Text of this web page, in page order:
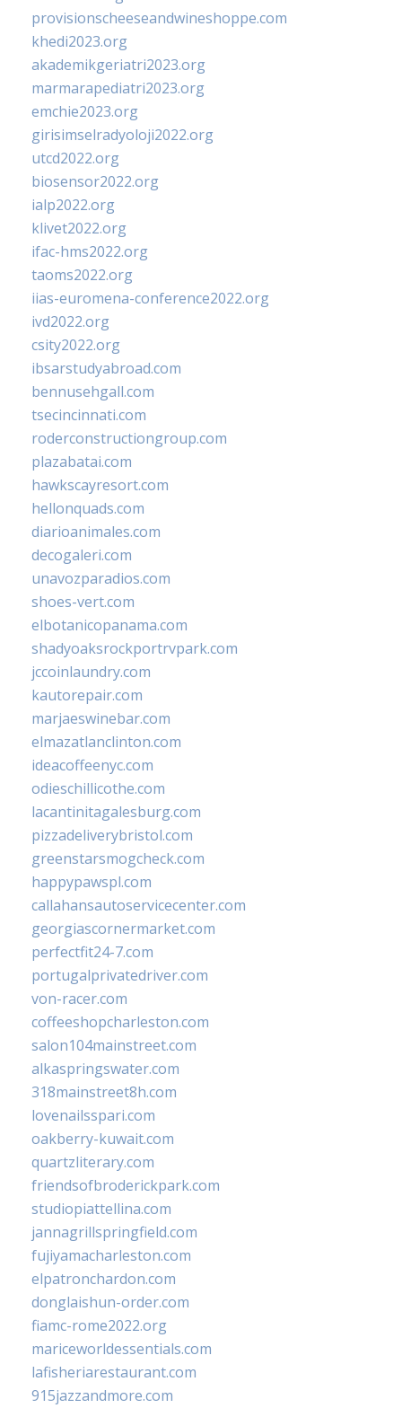
provisionscheeseandwineshoppe.com
khedi2023.org
akademikgeriatri2023.org
marmarapediatri2023.org
emchie2023.org
girisimselradyoloji2022.org
utcd2022.org
biosensor2022.org
ialp2022.org
klivet2022.org
ifac-hms2022.org
taoms2022.org
iias-euromena-conference2022.org
ivd2022.org
csity2022.org
ibsarstudyabroad.com
bennusehgall.com
tsecincinnati.com
roderconstructiongroup.com
plazabatai.com
hawkscayresort.com
hellonquads.com
diarioanimales.com
decogaleri.com
unavozparadios.com
shoes-vert.com
elbotanicopanama.com
shadyoaksrockportrvpark.com
jccoinlaundry.com
kautorepair.com
marjaeswinebar.com
elmazatlanclinton.com
ideacoffeenyc.com
odieschillicothe.com
lacantinitagalesburg.com
pizzadeliverybristol.com
greenstarsmogcheck.com
happypawspl.com
callahansautoservicecenter.com
georgiascornermarket.com
perfectfit24-7.com
portugalprivatedriver.com
von-racer.com
coffeeshopcharleston.com
salon104mainstreet.com
alkaspringswater.com
318mainstreet8h.com
lovenailsspari.com
oakberry-kuwait.com
quartzliterary.com
friendsofbroderickpark.com
studiopiattellina.com
jannagrillspringfield.com
fujiyamacharleston.com
elpatronchardon.com
donglaishun-order.com
fiamc-rome2022.org
mariceworldessentials.com
lafisheriarestaurant.com
915jazzandmore.com